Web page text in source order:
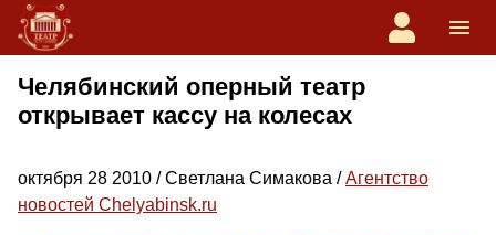
Челябинский оперный театр
открывает кассу на колесах
октября 28 2010 / Светлана Симакова /Агентство
новостей Chelyabinsk.ru